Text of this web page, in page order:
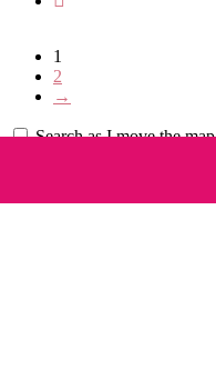
1
2
→
Search as I move the map